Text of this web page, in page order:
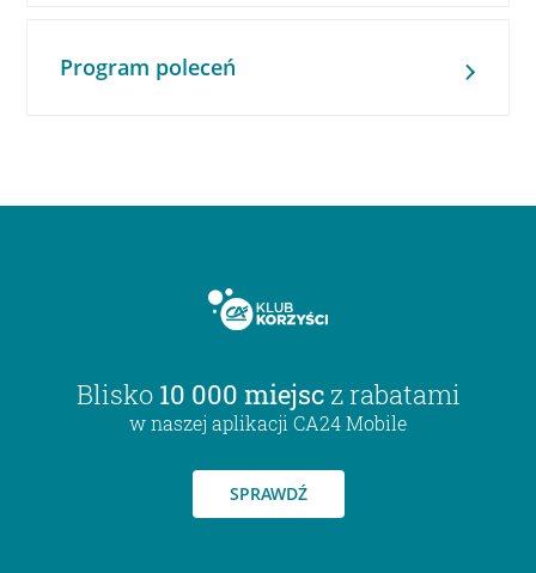
Program poleceń
Blisko 10 000 miejsc z rabatami
w naszej aplikacji CA24 Mobile
SPRAWDŹ